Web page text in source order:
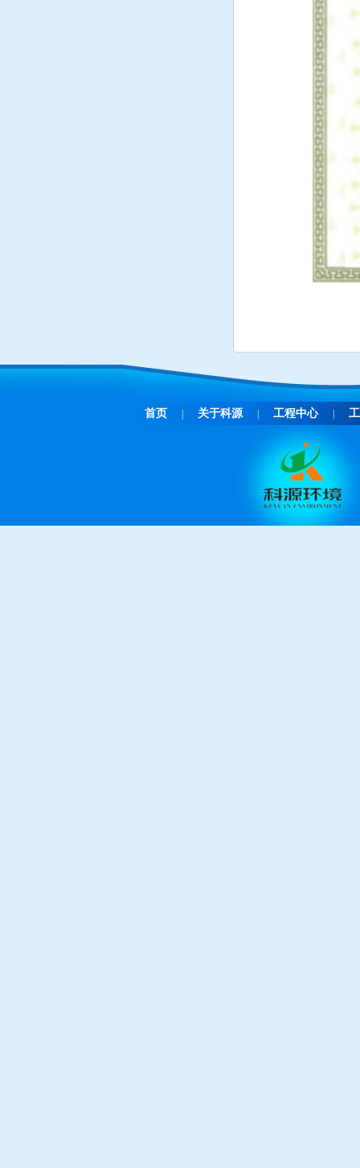
首页 关于科源 工程中心